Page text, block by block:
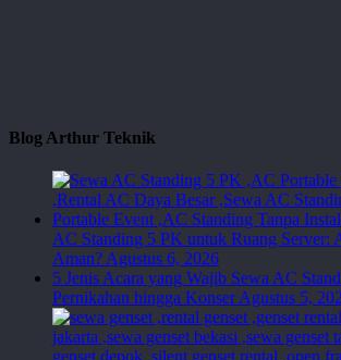
Blog Arthur Teknik
AC Standing 5 PK untuk Ruang Server:
Aman? Agustus 6, 2026
5 Jenis Acara yang Wajib Sewa AC
Pernikahan hingga Konser Agustus 5,